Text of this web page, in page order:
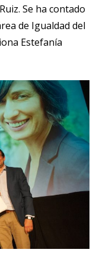
Se ha contado
de Igualdad del
Estefanía